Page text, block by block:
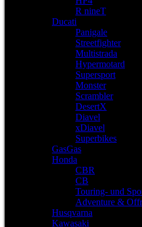
R nineT
Ducati
Panigale
Streetfighter
Multistrada
Hypermotard
Supersport
Monster
Scrambler
DesertX
Diavel
xDiavel
Superbikes
GasGas
Honda
CBR
CB
Touring- und
Adventure &
Husqvarna
Kawasaki